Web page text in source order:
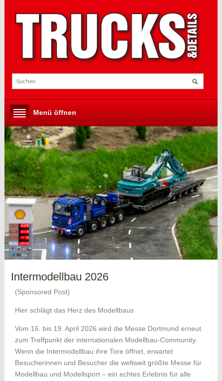
Menü öffnen
Intermodellbau 2026
(Sponsored Post)
Hier schlägt das Herz des Modellbaus
Vom 16. bis 19. April 2026 wird die Messe Dortmund erneut
zum Treffpunkt der internationalen Modellbau-Community.
Wenn die Intermodellbau ihre Tore öffnet, erwartet
Besucherinnen und Besucher die weltweit größte Messe für
Modellbau und Modellsport – ein echtes Erlebnis für alle